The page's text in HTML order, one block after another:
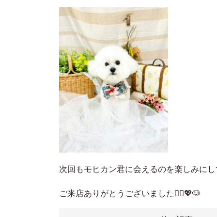
次回もモヒカン君に会えるのを楽しみに
ご来店ありがとうございました🙇‍♀️💖🐶